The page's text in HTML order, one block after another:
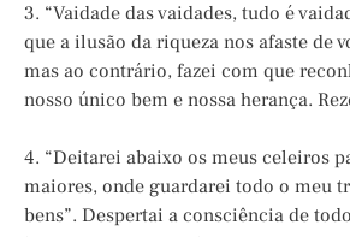
3. “Vaidade das vaidades, tudo é
que a ilusão da riqueza nos afaste de
mas ao contrário, fazei com que
nosso único bem e nossa herança.
4. “Deitarei abaixo os meus celeiros
maiores, onde guardarei todo o meu
bens”. Despertai a consciência de